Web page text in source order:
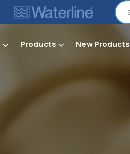
Products New Products